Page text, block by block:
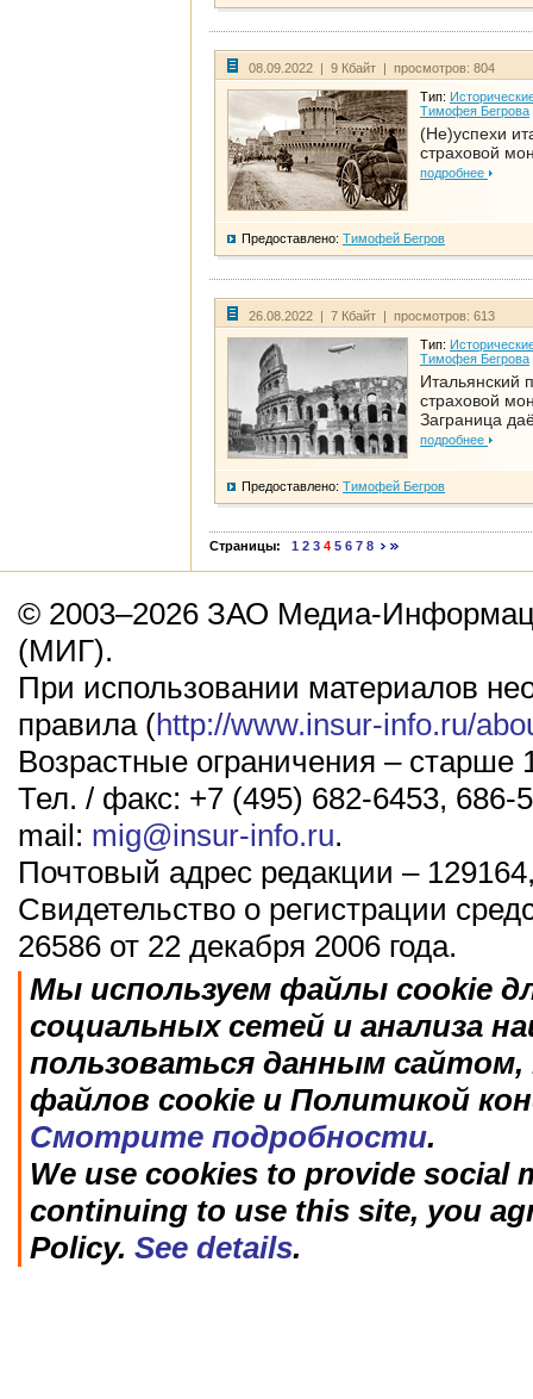
08.09.2022 | 9 Кбайт | просмотров: 804
Тип:
Тимофея Бегрова
(Не)успехи
страховой
подробнее
Предоставлено: Тимофей Бегров
26.08.2022 | 7 Кбайт | просмотров: 613
Тип:
Тимофея Бегрова
Итальянский
страховой
Заграница
подробнее
Предоставлено: Тимофей Бегров
Страницы: 1 2 3 4 5 6 7 8
© 2003–2026 ЗАО Медиа-
(МИГ).
При использовании материалов
правила (http://www.insur-info.ru/
Возрастные ограничения – старше
Тел. / факс: +7 (495) 682-6453, 686-
mail: mig@insur-info.ru.
Почтовый адрес редакции –
Свидетельство о регистрации
26586 от 22 декабря 2006 года.
Мы используем файлы cookie
социальных сетей и анализа
пользоваться данным
файлов cookie и Политикой
Смотрите подробности.
We use cookies to provide social
continuing to use this site, you
Policy. See details.